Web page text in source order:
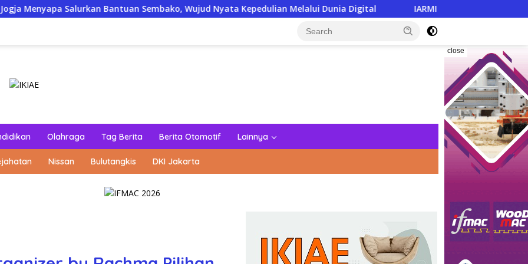
Bantuan Sembako, Wujud Nyata Kepedulian Melalui Dunia Digital IARMI Menata Langkah, Menguatkan
close
Olahraga Tag Berita Berita Otomotif Lainnya
Nissan Bulutangkis DKI Jakarta